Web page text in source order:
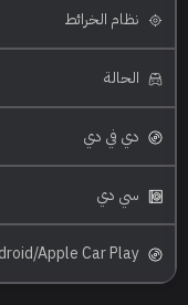
نظام الخرائط
الحالة
دي في دي
سي دي
Android/Apple Car Play